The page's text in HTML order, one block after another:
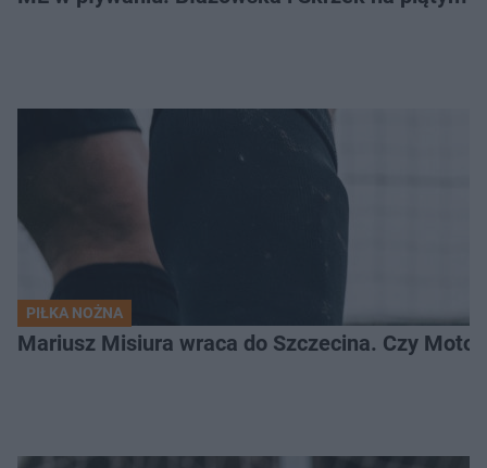
PIŁKA NOŻNA
Mariusz Misiura wraca do Szczecina. Czy